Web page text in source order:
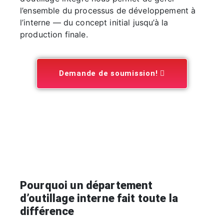
l’ensemble du processus de développement à
l’interne — du concept initial jusqu’à la
production finale.
Demande de soumission!
Pourquoi un département
d’outillage interne fait toute la
différence